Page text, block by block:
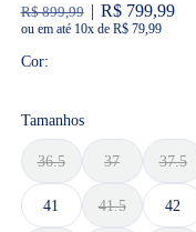
R$ 899,99 R$ 799,99
ou 10xde R$ 79,99
Cor:
Tamanhos
36.5 37 37.5
41 41.5 42